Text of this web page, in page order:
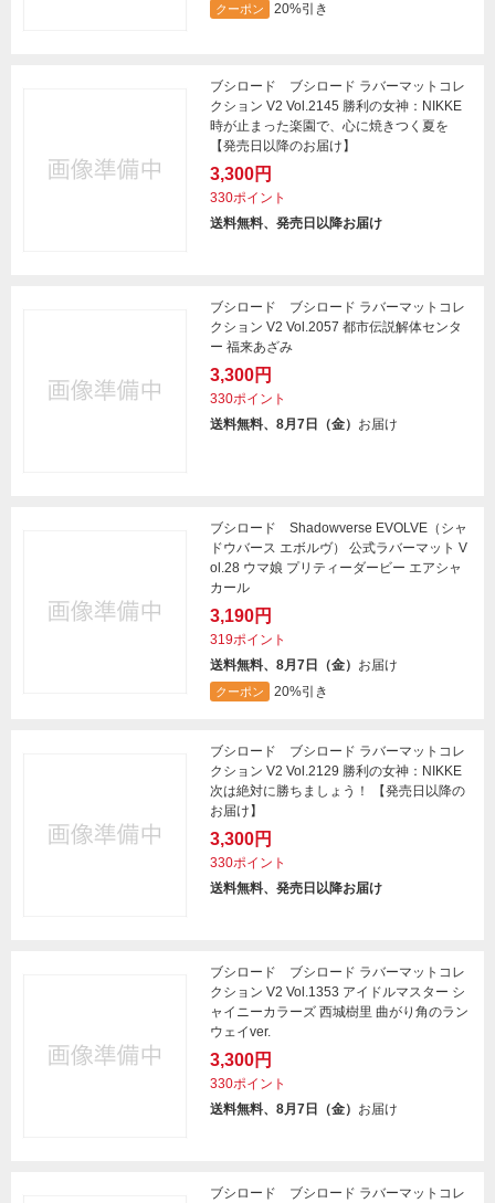
クーポン 20%引き
ブシロード ブシロード ラバーマットコレ
クション V2 Vol.2145 勝利の女神：NIKKE
時が止まった楽園で、心に焼きつく夏を
【発売日以降のお届け】
3,300円
330ポイント
送料無料、発売日以降お届け
ブシロード ブシロード ラバーマットコレ
クション V2 Vol.2057 都市伝説解体センタ
ー 福来あざみ
3,300円
330ポイント
送料無料、8月7日（金） お届け
ブシロード Shadowverse EVOLVE（シャ
ドウバース エボルヴ） 公式ラバーマット V
ol.28 ウマ娘 プリティーダービー エアシャ
カール
3,190円
319ポイント
送料無料、8月7日（金） お届け
クーポン 20%引き
ブシロード ブシロード ラバーマットコレ
クション V2 Vol.2129 勝利の女神：NIKKE
次は絶対に勝ちましょう！ 【発売日以降の
お届け】
3,300円
330ポイント
送料無料、発売日以降お届け
ブシロード ブシロード ラバーマットコレ
クション V2 Vol.1353 アイドルマスター シ
ャイニーカラーズ 西城樹里 曲がり角のラン
ウェイver.
3,300円
330ポイント
送料無料、8月7日（金） お届け
ブシロード ブシロード ラバーマットコレ